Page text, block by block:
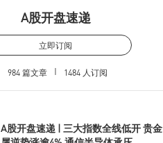
A股开盘速递
立即订阅
984 篇文章 1484 人订阅
A股开盘速递 | 三大指数全线低开 贵金